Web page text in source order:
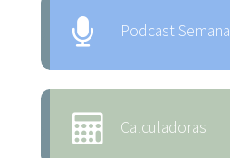
Podcast Semanal
Calculadoras